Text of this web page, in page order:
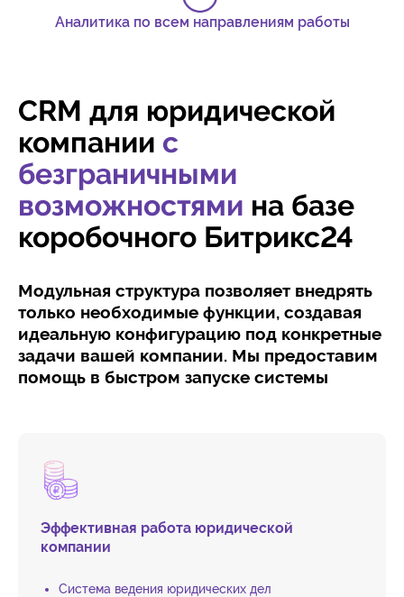
Аналитика по всем направлениям работы
CRM для юридической
компании с
безграничными
возможностями на базе
коробочного Битрикс24
Модульная структура позволяет внедрять
только необходимые функции, создавая
идеальную конфигурацию под конкретные
задачи вашей компании. Мы предоставим
помощь в быстром запуске системы
Эффективная работа юридической
компании
Система ведения юридических дел